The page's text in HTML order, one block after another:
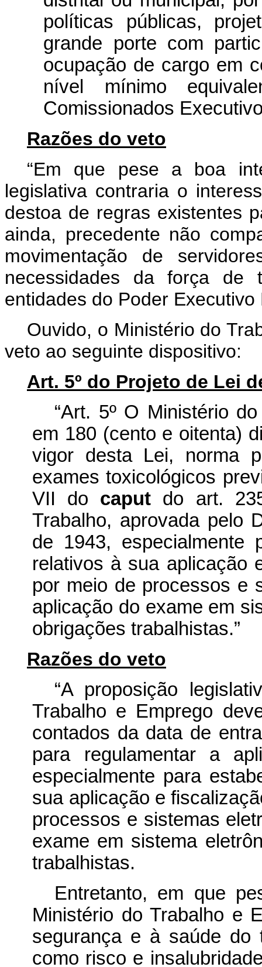
políticas públicas,
grande porte com
ocupação de cargo em
nível mínimo
Comissionados
Razões do veto
“Em que pese a boa
legislativa contraria o
destoa de regras existentes
ainda, precedente não
movimentação de
necessidades da força
entidades do Poder Executivo
Ouvido, o Ministério do
veto ao seguinte dispositivo:
Art. 5º do Projeto de Lei
“Art. 5º O Ministério
em 180 (cento e oitenta)
vigor desta Lei, norma
exames toxicológicos
VII do caput do art.
Trabalho, aprovada pelo
de 1943, especialmente
relativos à sua aplicação
por meio de processos e
aplicação do exame em
obrigações trabalhistas.”
Razões do veto
“A proposição
Trabalho e Emprego
contados da data de
para regulamentar a
especialmente para
sua aplicação e
processos e sistemas
exame em sistema
trabalhistas.
Entretanto, em que
Ministério do Trabalho e
segurança e à saúde do
como risco e